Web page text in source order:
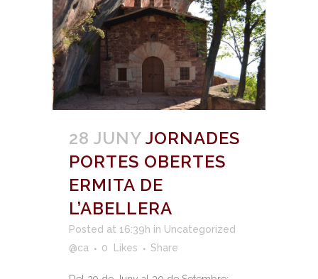
28 JUNY JORNADES
PORTES OBERTES
ERMITA DE
L’ABELLERA
Posted at 16:39h in Uncategorized
@ca
0 Likes Share